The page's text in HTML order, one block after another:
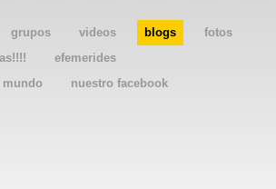
grupos videos blogs
fotos
efemerides
mundo
nuestro facebook